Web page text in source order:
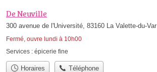
De Neuville
300 avenue de l'Université, 83160 La Valette-du-Var
Fermé, ouvre lundi à 10h00
Services : épicerie fine
Horaires Téléphone